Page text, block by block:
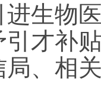
生物
才补
局、